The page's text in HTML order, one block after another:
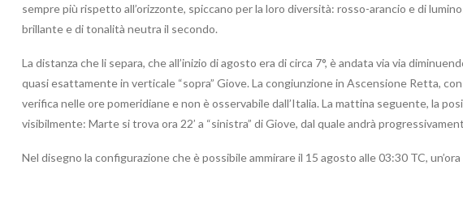
sempre più rispetto all’orizzonte, spiccano per la loro diversità: rosso-arancio e di
brillante e di tonalità neutra il secondo.
La distanza che li separa, che all’inizio di agosto era di circa 7°, è andata via via
quasi esattamente in verticale “sopra” Giove. La congiunzione in Ascensione Retta,
verifica nelle ore pomeridiane e non è osservabile dall’Italia. La mattina seguente, la
visibilmente: Marte si trova ora 22’ a “sinistra” di Giove, dal quale andrà
Nel disegno la configurazione che è possibile ammirare il 15 agosto alle 03:30 TC, un’ora